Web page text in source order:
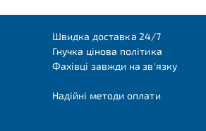
Швидка доставка 24/7
Гнучка цінова політика
Фахівці завжди на зв'язку
Надійні методи оплати